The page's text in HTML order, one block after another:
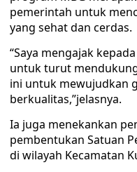
pemerintah untuk
yang sehat dan cerdas.
“Saya mengajak
untuk turut
ini untuk mewujudkan
berkualitas,”jelasnya.
Ia juga menekankan
pembentukan Satuan
di wilayah Kecamatan